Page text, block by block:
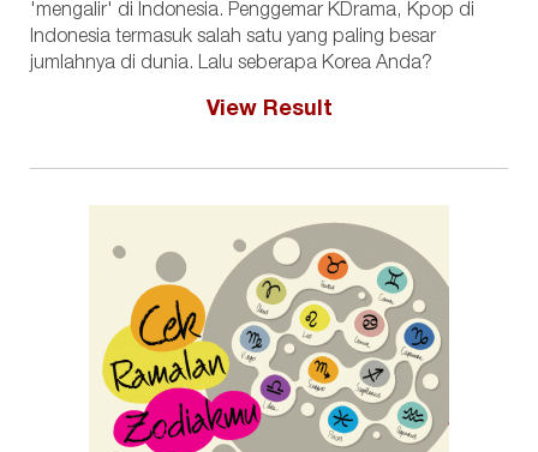
'mengalir' di Indonesia. Penggemar KDrama, Kpop di
Indonesia termasuk salah satu yang paling besar
jumlahnya di dunia. Lalu seberapa Korea Anda?
View Result